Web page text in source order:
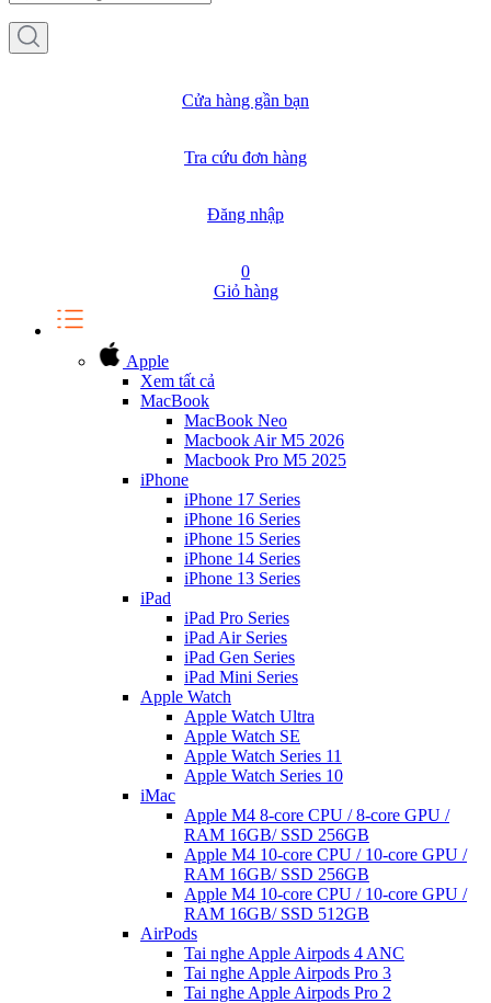
Cửa hàng gần bạn
Tra cứu đơn hàng
Đăng nhập
0
Giỏ hàng
Apple
Xem tất cả
MacBook
MacBook Neo
Macbook Air M5 2026
Macbook Pro M5 2025
iPhone
iPhone 17 Series
iPhone 16 Series
iPhone 15 Series
iPhone 14 Series
iPhone 13 Series
iPad
iPad Pro Series
iPad Air Series
iPad Gen Series
iPad Mini Series
Apple Watch
Apple Watch Ultra
Apple Watch SE
Apple Watch Series 11
Apple Watch Series 10
iMac
Apple M4 8-core CPU / 8-core GPU /
RAM 16GB/ SSD 256GB
Apple M4 10-core CPU / 10-core GPU /
RAM 16GB/ SSD 256GB
Apple M4 10-core CPU / 10-core GPU /
RAM 16GB/ SSD 512GB
AirPods
Tai nghe Apple Airpods 4 ANC
Tai nghe Apple Airpods Pro 3
Tai nghe Apple Airpods Pro 2